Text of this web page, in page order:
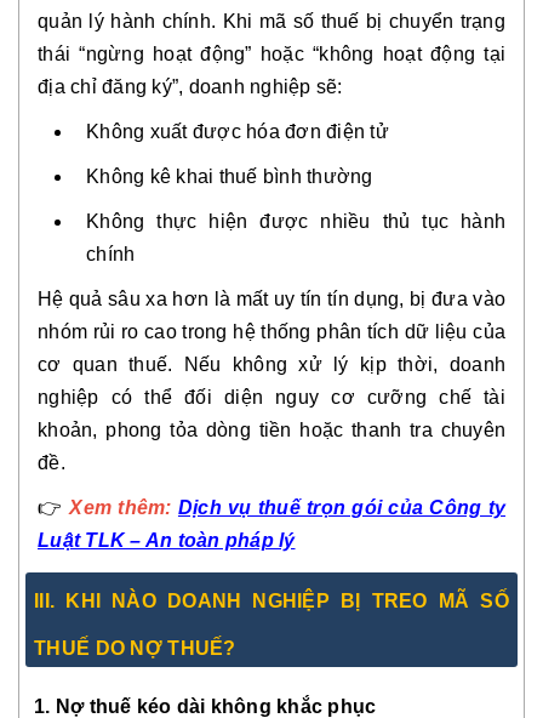
quản lý hành chính. Khi mã số thuế bị chuyển trạng
thái “ngừng hoạt động” hoặc “không hoạt động tại
địa chỉ đăng ký”, doanh nghiệp sẽ:
Không xuất được hóa đơn điện tử
Không kê khai thuế bình thường
Không thực hiện được nhiều thủ tục hành
chính
Hệ quả sâu xa hơn là mất uy tín tín dụng, bị đưa vào
nhóm rủi ro cao trong hệ thống phân tích dữ liệu của
cơ quan thuế. Nếu không xử lý kịp thời, doanh
nghiệp có thể đối diện nguy cơ cưỡng chế tài
khoản, phong tỏa dòng tiền hoặc thanh tra chuyên
đề.
👉Xem thêm: Dịch vụ thuế trọn gói của Công ty
Luật TLK – An toàn pháp lý
III. KHI NÀO DOANH NGHIỆP BỊ TREO MÃ SỐ
THUẾ DO NỢ THUẾ?
1. Nợ thuế kéo dài không khắc phục